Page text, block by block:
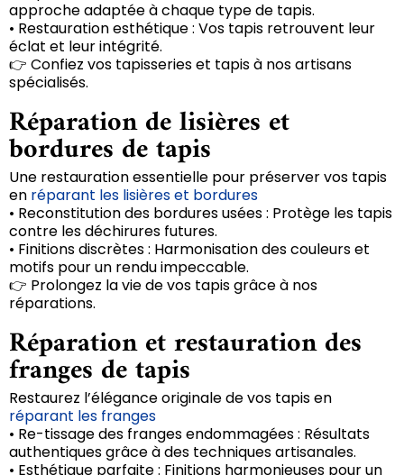
approche adaptée à chaque type de tapis.
• Restauration esthétique : Vos tapis retrouvent leur
éclat et leur intégrité.
👉 Confiez vos tapisseries et tapis à nos artisans
spécialisés.
Réparation de lisières et
bordures de tapis
Une restauration essentielle pour préserver vos tapis
en réparant les lisières et bordures
• Reconstitution des bordures usées : Protège les tapis
contre les déchirures futures.
• Finitions discrètes : Harmonisation des couleurs et
motifs pour un rendu impeccable.
👉 Prolongez la vie de vos tapis grâce à nos
réparations.
Réparation et restauration des
franges de tapis
Restaurez l’élégance originale de vos tapis en
réparant les franges
• Re-tissage des franges endommagées : Résultats
authentiques grâce à des techniques artisanales.
• Esthétique parfaite : Finitions harmonieuses pour un